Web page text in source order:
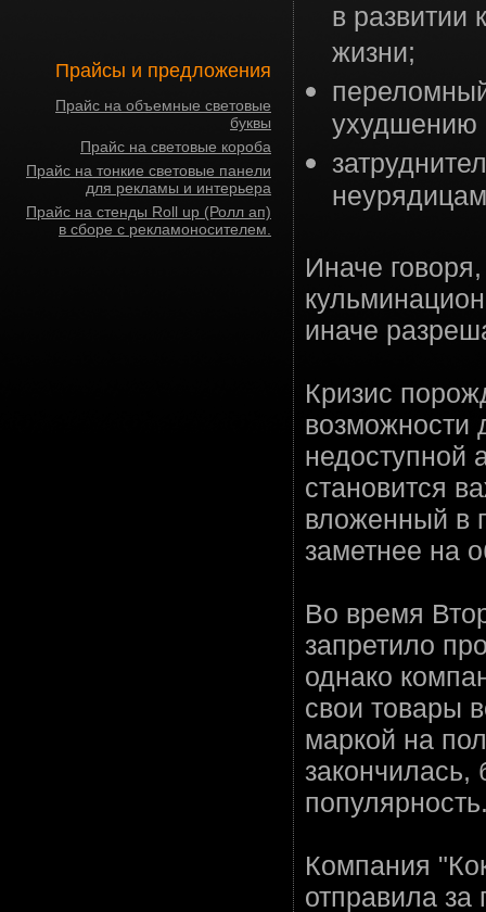
Прайсы и предложения
Прайс на объемные световые
буквы
Прайс на световые короба
Прайс на тонкие световые панели
для рекламы и интерьера
Прайс на стенды Roll up (Ролл ап)
в сборе с рекламоносителем.
в развитии
жизни;
ухудшению
Иначе
иначе
Кризис
возможности
недоступной
становится
вложенный в
заметнее на
Во время
запретило
однако
свои товары
маркой на
Компания
отправила за